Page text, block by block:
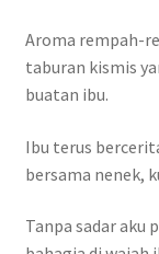
Aroma rempah-
taburan kismis
buatan ibu.
Ibu terus
bersama nenek,
Tanpa sadar aku